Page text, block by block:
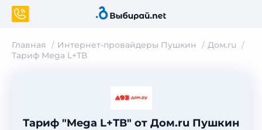
Главная Интернет-провайдеры Пушкин
Дом.ru
Тариф Mega L+ТВ
Тариф "Mega L+ТВ" от Дом.ru Пушкин